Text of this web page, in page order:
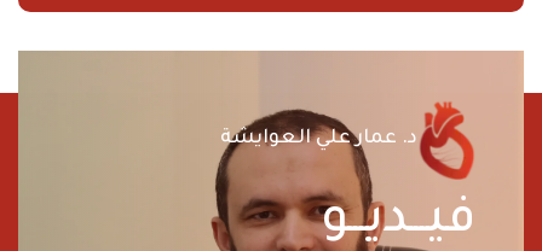
د. عمار علي العوايشة
فيـــديـــو